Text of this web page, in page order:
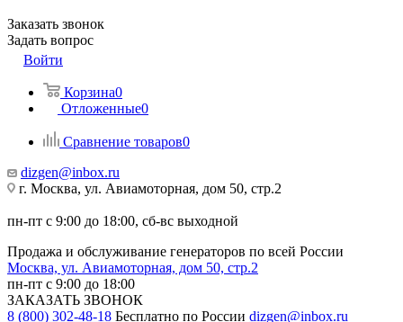
Заказать звонок
Задать вопрос
Войти
Корзина0
Отложенные0
Сравнение товаров0
dizgen@inbox.ru
г. Москва, ул. Авиамоторная, дом 50, стр.2
пн-пт с 9:00 до 18:00, сб-вс выходной
Продажа и обслуживание генераторов по всей России
Москва, ул. Авиамоторная, дом 50, стр.2
пн-пт с 9:00 до 18:00
ЗАКАЗАТЬ ЗВОНОК
8 (800) 302-48-18 Бесплатно по России dizgen@inbox.ru